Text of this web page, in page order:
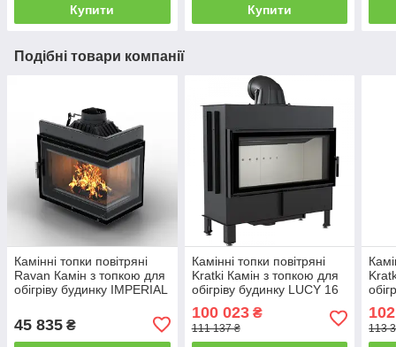
Купити Купити
Подібні товари компанії
Камінні топки повітряні
Ravan Камін з топкою для
обігріву будинку IMPERIAL
топка 8 кВт
45 835 ₴
Камінні топки повітряні
Kratki Камін з топкою для
обігріву будинку LUCY 16
16 кВт
100 023₴
111 137 ₴ 113